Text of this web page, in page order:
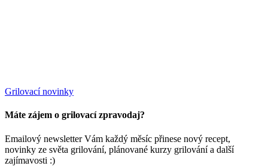
Grilovací novinky
Máte zájem o grilovací zpravodaj?
Emailový newsletter Vám každý měsíc přinese nový recept,
novinky ze světa grilování, plánované kurzy grilování a další
zajímavosti :)